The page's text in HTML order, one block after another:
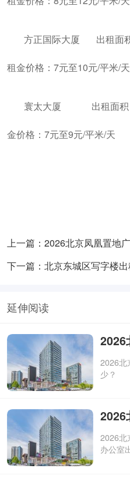
方正国际大厦 出租面
租金价格：7元至10元/平米/天
寰太大厦 出租面积
金价格：7元至9元/平米/天
上一篇：2026北京凤凰置地
下一篇：北京东城区写字楼出
延伸阅读
2026北
少？
2026北
办公室